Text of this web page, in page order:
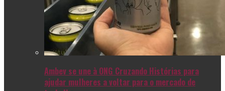
Ambev se une à ONG Cruzando Histórias para
ajudar mulheres a voltar para o mercado de